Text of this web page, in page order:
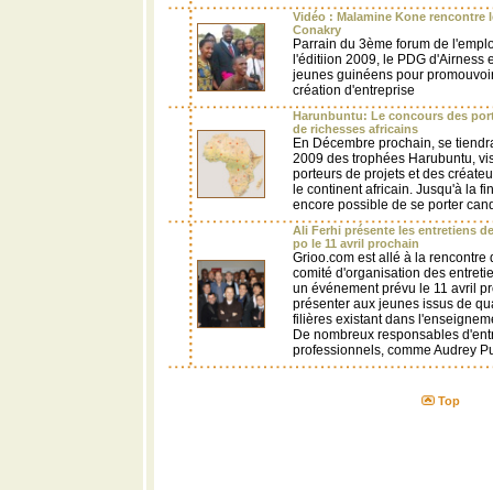
Vidéo : Malamine Kone rencontre
Conakry
Parrain du 3ème forum de
l'éditiion 2009, le PDG d'Airness
jeunes guinéens pour
création d'entreprise
Harunbuntu: Le concours des
de richesses africains
En Décembre prochain, se
2009 des trophées Harubuntu,
porteurs de projets et des
le continent africain. Jusqu'à la
encore possible de se porter
Ali Ferhi présente les entretiens
po le 11 avril prochain
Grioo.com est allé à la rencontre
comité d'organisation des
un événement prévu le 11 avril
présenter aux jeunes issus de
filières existant dans
De nombreux responsables
professionnels, comme Audrey
Top